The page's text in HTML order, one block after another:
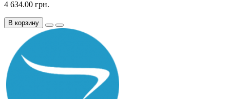
4 634.00 грн.
В корзину